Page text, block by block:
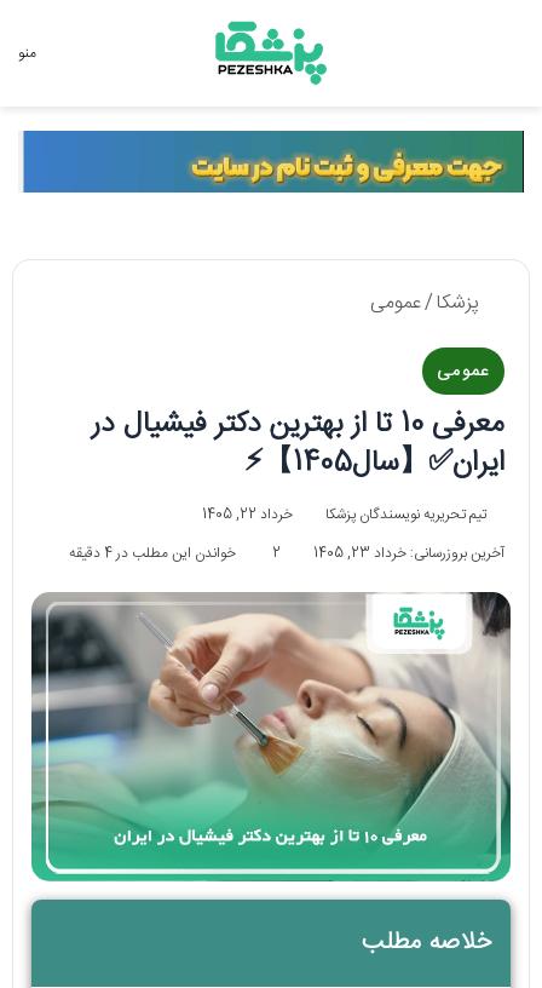
منو
پزشکا/عمومی
عمومی
معرفی 10 تا از بهترین دکتر فیشیال در
ایران✅【سال1405】⚡️
تیم تحریریه نویسندگان پزشکا
خرداد 22, 1405
آخرین بروزرسانی: خرداد 23, 1405
2 خواندن این مطلب در 4 دقیقه
خلاصه مطلب